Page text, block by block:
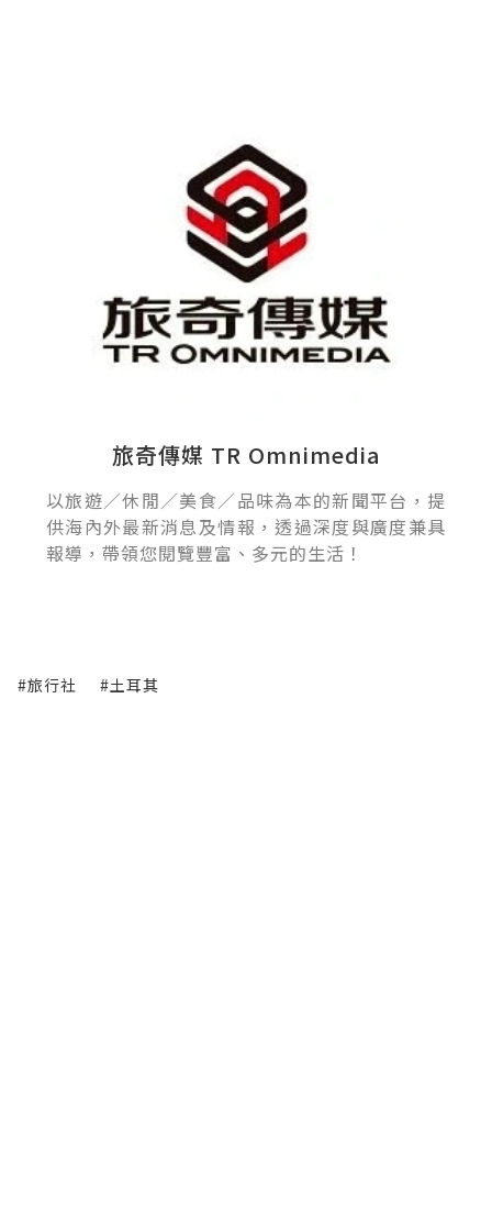
旅奇傳媒 TR Omnimedia
以旅遊／休閒／美食／品味為本的新聞平台，提
供海內外最新消息及情報，透過深度與廣度兼具
報導，帶領您閱覽豐富、多元的生活！
#旅行社 #土耳其